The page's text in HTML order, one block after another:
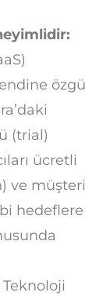
özgü
(trial)
ücretli
ve müşteri
hedeflere
Teknoloji